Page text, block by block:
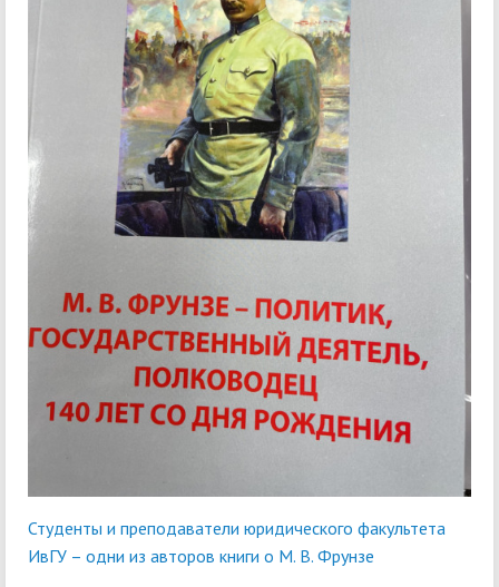
Студенты и преподаватели юридического факультета
ИвГУ – одни из авторов книги о М. В. Фрунзе